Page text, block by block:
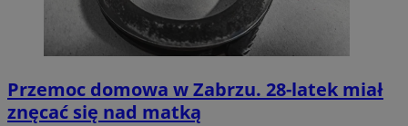
Przemoc domowa w Zabrzu. 28-latek miał
znęcać się nad matką